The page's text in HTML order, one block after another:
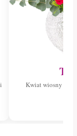
Kwiat wiosny –